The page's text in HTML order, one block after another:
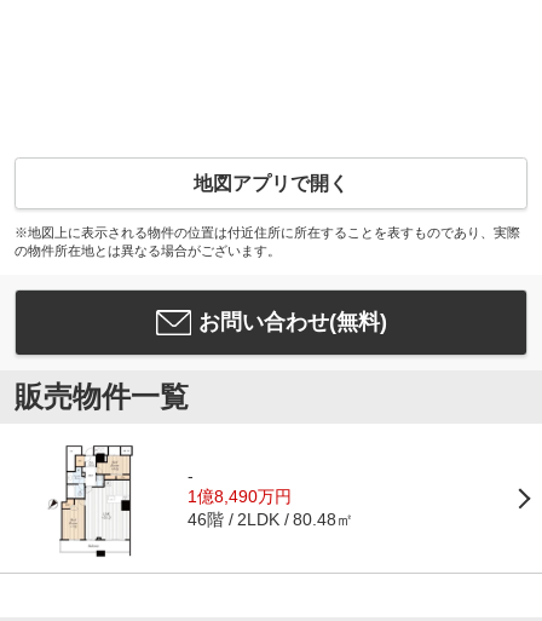
地図アプリで開く
※地図上に表示される物件の位置は付近住所に所在することを表すものであり、実際
の物件所在地とは異なる場合がございます。
お問い合わせ(無料)
販売物件一覧
-
1億8,490万円
46階 2LDK 80.48㎡